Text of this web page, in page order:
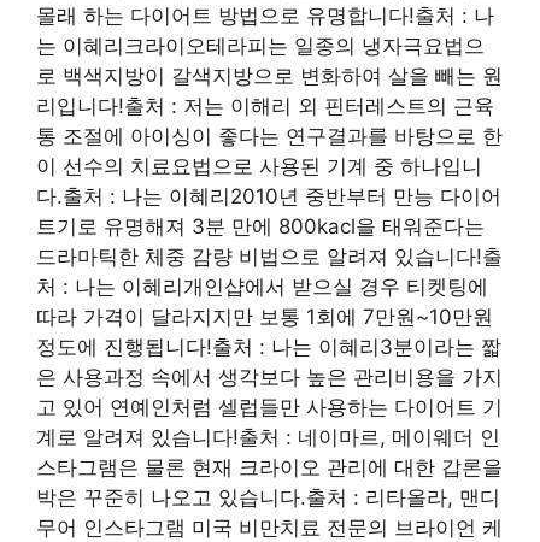
몰래 하는 다이어트 방법으로 유명합니다!출처 : 나
는 이혜리크라이오테라피는 일종의 냉자극요법으
로 백색지방이 갈색지방으로 변화하여 살을 빼는 원
리입니다!출처 : 저는 이해리 외 핀터레스트의 근육
통 조절에 아이싱이 좋다는 연구결과를 바탕으로 한
이 선수의 치료요법으로 사용된 기계 중 하나입니
다.출처 : 나는 이혜리2010년 중반부터 만능 다이어
트기로 유명해져 3분 만에 800kacl을 태워준다는
드라마틱한 체중 감량 비법으로 알려져 있습니다!출
처 : 나는 이혜리개인샵에서 받으실 경우 티켓팅에
따라 가격이 달라지지만 보통 1회에 7만원~10만원
정도에 진행됩니다!출처 : 나는 이혜리3분이라는 짧
은 사용과정 속에서 생각보다 높은 관리비용을 가지
고 있어 연예인처럼 셀럽들만 사용하는 다이어트 기
계로 알려져 있습니다!출처 : 네이마르, 메이웨더 인
스타그램은 물론 현재 크라이오 관리에 대한 갑론을
박은 꾸준히 나오고 있습니다.출처 : 리타올라, 맨디
무어 인스타그램 미국 비만치료 전문의 브라이언 케